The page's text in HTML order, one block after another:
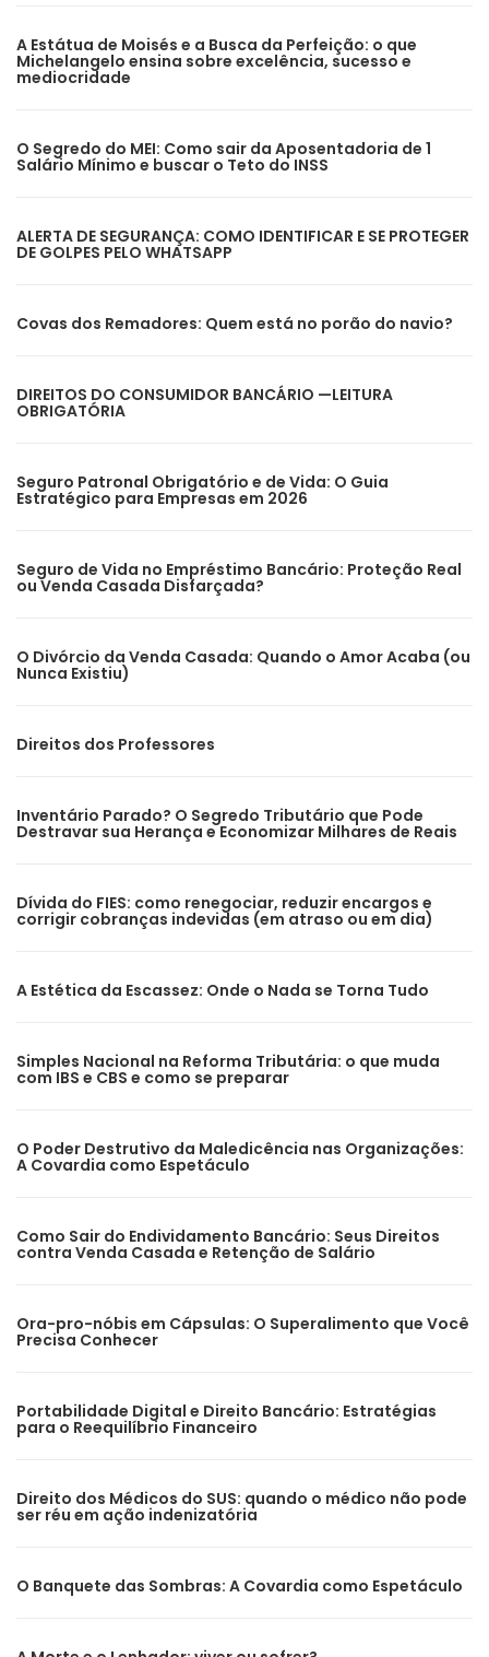
A Estátua de Moisés e a Busca da Perfeição: o que
Michelangelo ensina sobre excelência, sucesso e
mediocridade
O Segredo do MEI: Como sair da Aposentadoria de 1
Salário Mínimo e buscar o Teto do INSS
ALERTA DE SEGURANÇA: COMO IDENTIFICAR E SE PROTEGER
DE GOLPES PELO WHATSAPP
Covas dos Remadores: Quem está no porão do navio?
DIREITOS DO CONSUMIDOR BANCÁRIO —LEITURA
OBRIGATÓRIA
Seguro Patronal Obrigatório e de Vida: O Guia
Estratégico para Empresas em 2026
Seguro de Vida no Empréstimo Bancário: Proteção Real
ou Venda Casada Disfarçada?
O Divórcio da Venda Casada: Quando o Amor Acaba (ou
Nunca Existiu)
Direitos dos Professores
Inventário Parado? O Segredo Tributário que Pode
Destravar sua Herança e Economizar Milhares de Reais
Dívida do FIES: como renegociar, reduzir encargos e
corrigir cobranças indevidas (em atraso ou em dia)
A Estética da Escassez: Onde o Nada se Torna Tudo
Simples Nacional na Reforma Tributária: o que muda
com IBS e CBS e como se preparar
O Poder Destrutivo da Maledicência nas Organizações:
A Covardia como Espetáculo
Como Sair do Endividamento Bancário: Seus Direitos
contra Venda Casada e Retenção de Salário
Ora-pro-nóbis em Cápsulas: O Superalimento que Você
Precisa Conhecer
Portabilidade Digital e Direito Bancário: Estratégias
para o Reequilíbrio Financeiro
Direito dos Médicos do SUS: quando o médico não pode
ser réu em ação indenizatória
O Banquete das Sombras: A Covardia como Espetáculo